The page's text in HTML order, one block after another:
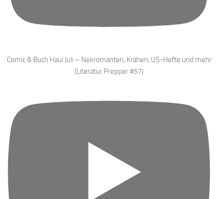
Comic & Buch Haul Juli – Nekromanten, Krähen, US-Hefte und mehr
(Literatur Prepper #57)